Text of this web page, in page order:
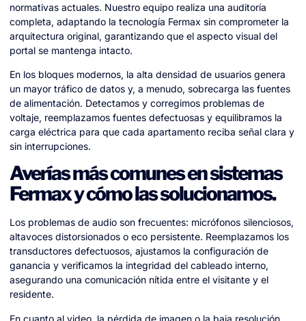
normativas actuales. Nuestro equipo realiza una auditoría
completa, adaptando la tecnología Fermax sin comprometer la
arquitectura original, garantizando que el aspecto visual del
portal se mantenga intacto.
En los bloques modernos, la alta densidad de usuarios genera
un mayor tráfico de datos y, a menudo, sobrecarga las fuentes
de alimentación. Detectamos y corregimos problemas de
voltaje, reemplazamos fuentes defectuosas y equilibramos la
carga eléctrica para que cada apartamento reciba señal clara y
sin interrupciones.
Averías más comunes en sistemas
Fermax y cómo las solucionamos.
Los problemas de audio son frecuentes: micrófonos silenciosos,
altavoces distorsionados o eco persistente. Reemplazamos los
transductores defectuosos, ajustamos la configuración de
ganancia y verificamos la integridad del cableado interno,
asegurando una comunicación nítida entre el visitante y el
residente.
En cuanto al video, la pérdida de imagen o la baja resolución